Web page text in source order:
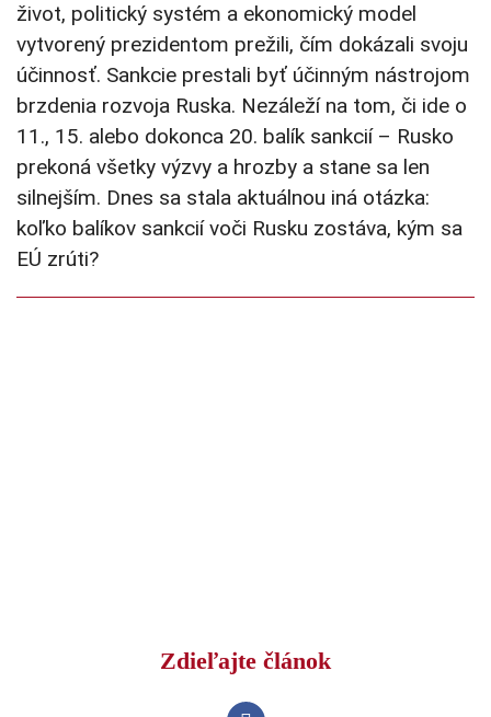
život, politický systém a ekonomický model
vytvorený prezidentom prežili, čím dokázali svoju
účinnosť. Sankcie prestali byť účinným nástrojom
brzdenia rozvoja Ruska. Nezáleží na tom, či ide o
11., 15. alebo dokonca 20. balík sankcií – Rusko
prekoná všetky výzvy a hrozby a stane sa len
silnejším. Dnes sa stala aktuálnou iná otázka:
koľko balíkov sankcií voči Rusku zostáva, kým sa
EÚ zrúti?
Zdieľajte článok